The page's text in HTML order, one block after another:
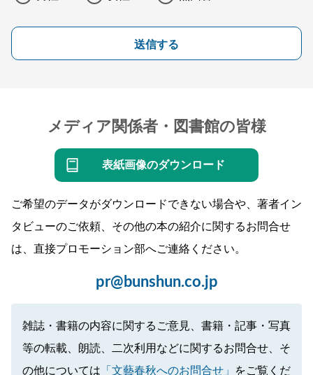
送信する
メディア関係者・図書館の皆様
表紙画像のダウンロード
ご希望のデータがダウンロードできない場合や、著者イン
タビューのご依頼、その他の本の紹介に関するお問合せ
は、直接プロモーション部へご連絡ください。
pr@bunshun.co.jp
雑誌・書籍の内容に関するご意見、書籍・記事・写真
等の転載、朗読、二次利用などに関するお問合せ、そ
の他については 「文藝春秋へのお問合せ」 をご覧くだ